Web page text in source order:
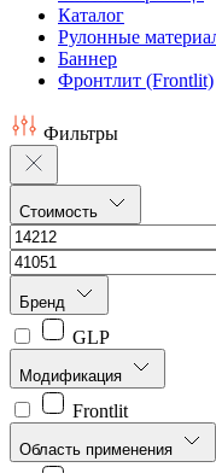
Каталог
Рулонные
Баннер
Фронтлит (Frontlit)
Фильтры
Стоимость
Бренд
GLP
Модификация
Frontlit
Область применения